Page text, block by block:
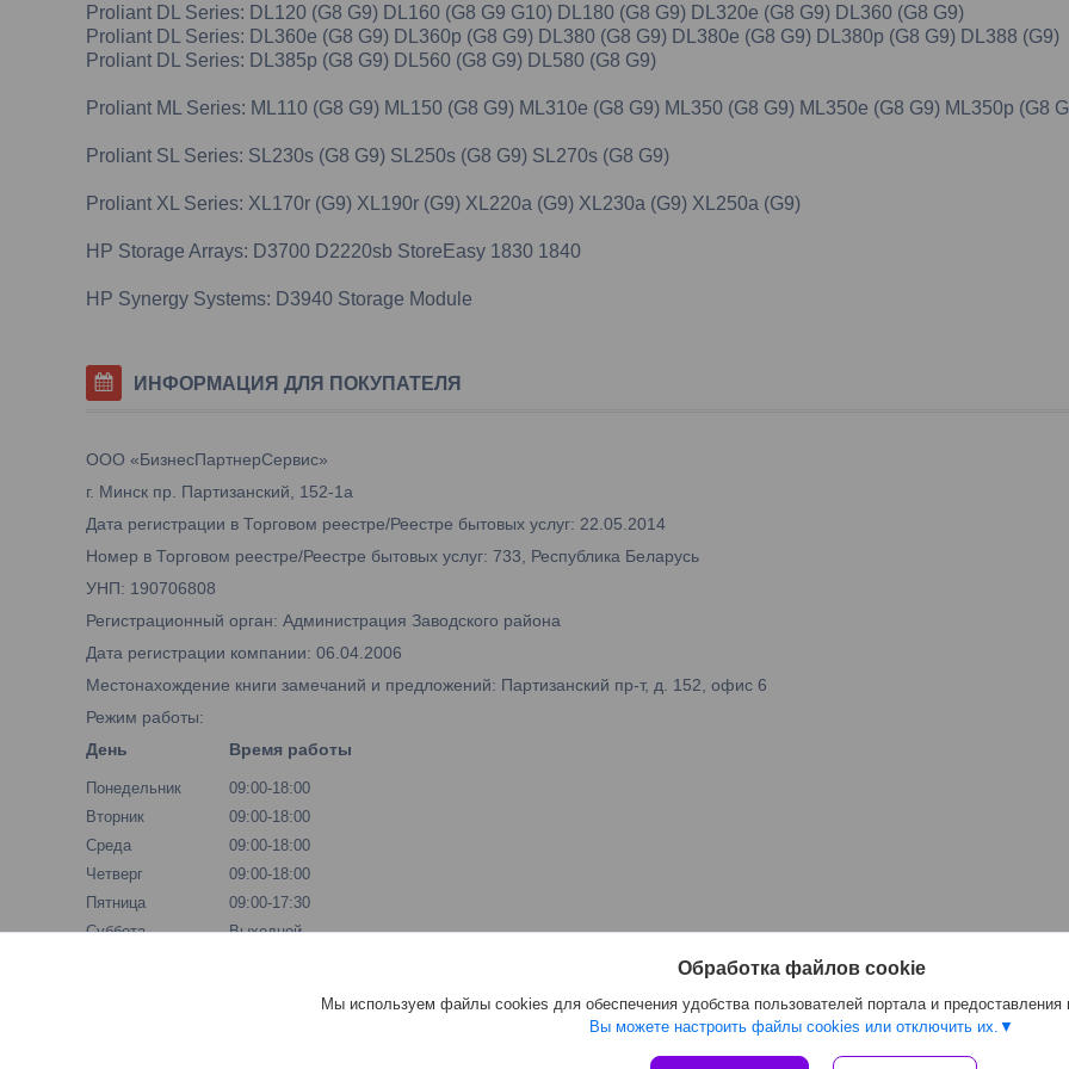
Proliant DL Series: DL120 (G8 G9) DL160 (G8 G9 G10) DL180 (G8 G9) DL320e (G8 G9) DL360 (G8 G9)
Proliant DL Series: DL360e (G8 G9) DL360p (G8 G9) DL380 (G8 G9) DL380e (G8 G9) DL380p (G8 G9) DL388 (G9)
Proliant DL Series: DL385p (G8 G9) DL560 (G8 G9) DL580 (G8 G9)
Proliant ML Series: ML110 (G8 G9) ML150 (G8 G9) ML310e (G8 G9) ML350 (G8 G9) ML350e (G8 G9) ML350p (G8
Proliant SL Series: SL230s (G8 G9) SL250s (G8 G9) SL270s (G8 G9)
Proliant XL Series: XL170r (G9) XL190r (G9) XL220a (G9) XL230a (G9) XL250a (G9)
HP Storage Arrays: D3700 D2220sb StoreEasy 1830 1840
HP Synergy Systems: D3940 Storage Module
ИНФОРМАЦИЯ ДЛЯ ПОКУПАТЕЛЯ
ООО «БизнесПартнерСервис»
г. Минск пр. Партизанский, 152-1а
Дата регистрации в Торговом реестре/Реестре бытовых услуг: 22.05.2014
Номер в Торговом реестре/Реестре бытовых услуг: 733, Республика Беларусь
УНП: 190706808
Регистрационный орган: Администрация Заводского района
Дата регистрации компании: 06.04.2006
Местонахождение книги замечаний и предложений: Партизанский пр-т, д. 152, офис 6
Режим работы:
День
Время работы
Понедельник
09:00-18:00
Вторник
09:00-18:00
Среда
09:00-18:00
Четверг
09:00-18:00
Пятница
09:00-17:30
Суббота
Выходной
Обработка файлов cookie
Мы используем файлы cookies для обеспечения удобства пользователей портала и
Вы можете настроить файлы cookies или отключить их.